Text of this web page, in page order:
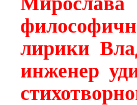
лирики
инженер